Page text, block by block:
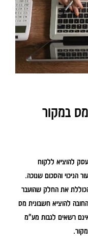
מס במקור
להוציא ללקוח
הניכוי והסכום שנוכה.
את החלק שהועבר
להוציא חשבונית מס
רשאים לגבות מע"מ